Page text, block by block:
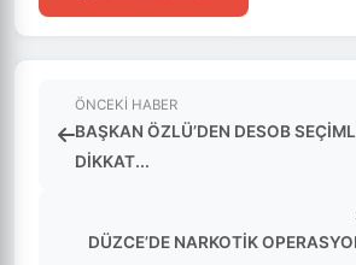
ÖNCEKI HABER
BAŞKAN ÖZLÜ’DEN DESOB
DİKKAT...
DÜZCE’DE NARKOTİK